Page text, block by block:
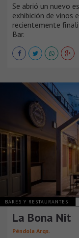
Se abrió un nuevo
exhibición de vinos
recientemente
Bar.
BARES Y RESTAURANTES
La Bona Nit
Péndola Arqs.